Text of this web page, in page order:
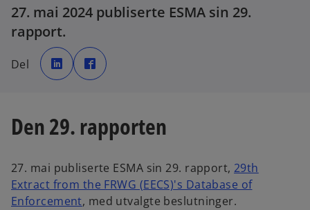
27. mai 2024 publiserte ESMA sin 29.
rapport.
Del
o
p
e
n
w
p
e
e
w
Den 29. rapporten
27. mai publiserte ESMA sin 29. rapport, 29th
Extract from the FRWG (EECS)'s Database of
Enforcement, med utvalgte beslutninger.